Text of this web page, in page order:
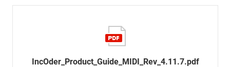
IncOder_Product_Guide_MIDI_Rev_4.11.7.pdf